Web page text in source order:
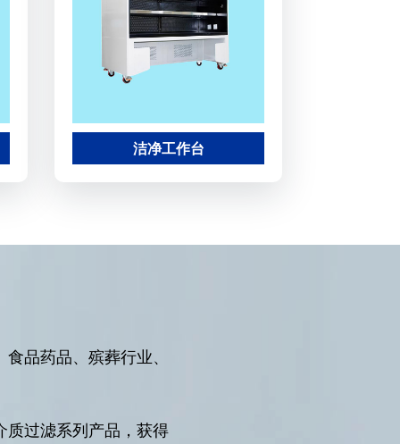
洁净工作台
品药品、殡葬行业、
质过滤系列产品，获得